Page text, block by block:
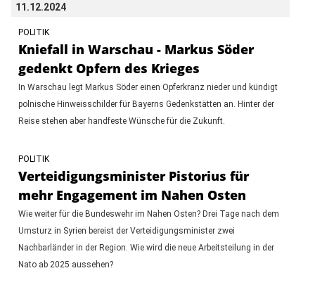
11.12.2024
POLITIK
Kniefall in Warschau - Markus Söder
gedenkt Opfern des Krieges
In Warschau legt Markus Söder einen Opferkranz nieder und kündigt
polnische Hinweisschilder für Bayerns Gedenkstätten an. Hinter der
Reise stehen aber handfeste Wünsche für die Zukunft.
POLITIK
Verteidigungsminister Pistorius für
mehr Engagement im Nahen Osten
Wie weiter für die Bundeswehr im Nahen Osten? Drei Tage nach dem
Umsturz in Syrien bereist der Verteidigungsminister zwei
Nachbarländer in der Region. Wie wird die neue Arbeitsteilung in der
Nato ab 2025 aussehen?